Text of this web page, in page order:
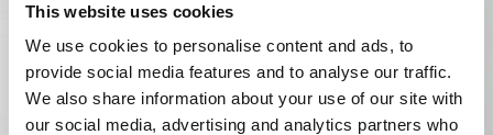
This website uses cookies
We use cookies to personalise content and ads, to
provide social media features and to analyse our traffic.
We also share information about your use of our site with
our social media, advertising and analytics partners who